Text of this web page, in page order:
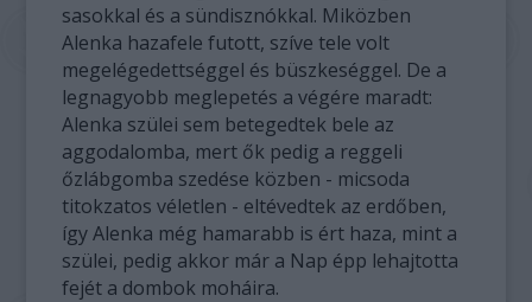
sasokkal és a sündisznókkal. Miközben
Alenka hazafele futott, szíve tele volt
megelégedettséggel és büszkeséggel. De a
legnagyobb meglepetés a végére maradt:
Alenka szülei sem betegedtek bele az
aggodalomba, mert ők pedig a reggeli
őzlábgomba szedése közben - micsoda
titokzatos véletlen - eltévedtek az erdőben,
így Alenka még hamarabb is ért haza, mint a
szülei, pedig akkor már a Nap épp lehajtotta
fejét a dombok moháira.